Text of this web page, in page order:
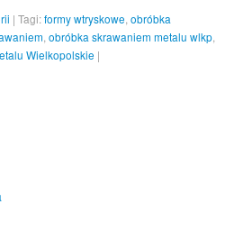
| Tagi:formy wtryskowe obróbka
obróbka skrawaniem metalu wlkp
Wielkopolskie |